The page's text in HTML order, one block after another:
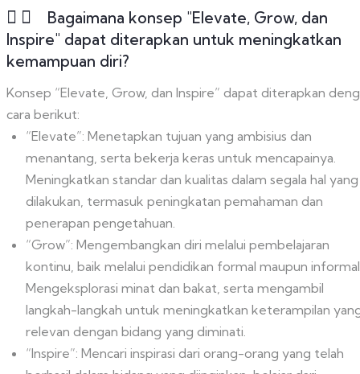
Bagaimana konsep "Elevate, Grow, dan
Inspire" dapat diterapkan untuk meningkatkan
kemampuan diri?
Konsep “Elevate, Grow, dan Inspire” dapat diterapkan
cara berikut:
“Elevate”: Menetapkan tujuan yang ambisius dan
menantang, serta bekerja keras untuk mencapainya.
Meningkatkan standar dan kualitas dalam segala hal yang
dilakukan, termasuk peningkatan pemahaman dan
penerapan pengetahuan.
“Grow”: Mengembangkan diri melalui pembelajaran
kontinu, baik melalui pendidikan formal maupun
Mengeksplorasi minat dan bakat, serta mengambil
langkah-langkah untuk meningkatkan keterampilan
relevan dengan bidang yang diminati.
“Inspire”: Mencari inspirasi dari orang-orang yang telah